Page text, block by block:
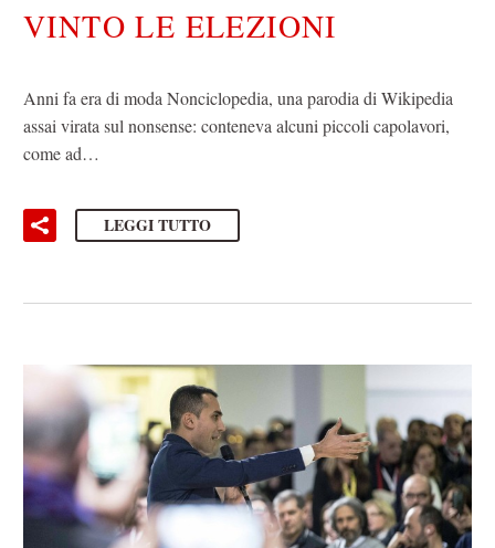
VINTO LE ELEZIONI
Anni fa era di moda Nonciclopedia, una parodia di Wikipedia
assai virata sul nonsense: conteneva alcuni piccoli capolavori,
come ad…
LEGGI TUTTO